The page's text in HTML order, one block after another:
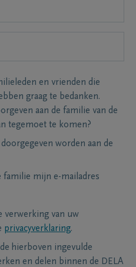
en vrienden die
graag te bedanken.
aan de familie van de
tegemoet te komen?
worden aan de
familie mijn e-mailadres
verwerking van uw
privacyverklaring.
hierboven ingevulde
en delen binnen de DELA